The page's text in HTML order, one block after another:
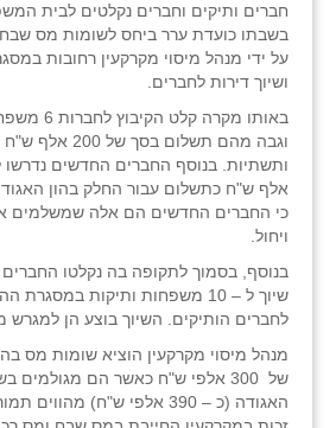
חברים ותיקים וחברים נקלטים לבית
בשבתו כועדת ערר ביחס לשומות מס
על ידי מנהל מיסוי מקרקעין רחובות
ושיוך דירות לחברים.
באותו מקרה
וגבה מהם תשלום
אלף ש"ח כתשלום עבור החלק בהון
כי החברים החדשים הם אלה שמשלמים
ויחול.
בנוסף, בסמוך לתקופה בה נקלטו
שיוך ל – 10 משפחות ותיקות
לחברים הותיקים. השיוך בוצע הן למגרש
מנהל מיסוי מקרקעין הוציא שומות מס
של 300 אלפי ש"ח כאשר הם
האגודה (כ – 390 אלפי ש"ח)